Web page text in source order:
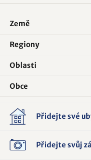
Země
Regiony
Oblasti
Obce
Přidejte své
Přidejte svůj